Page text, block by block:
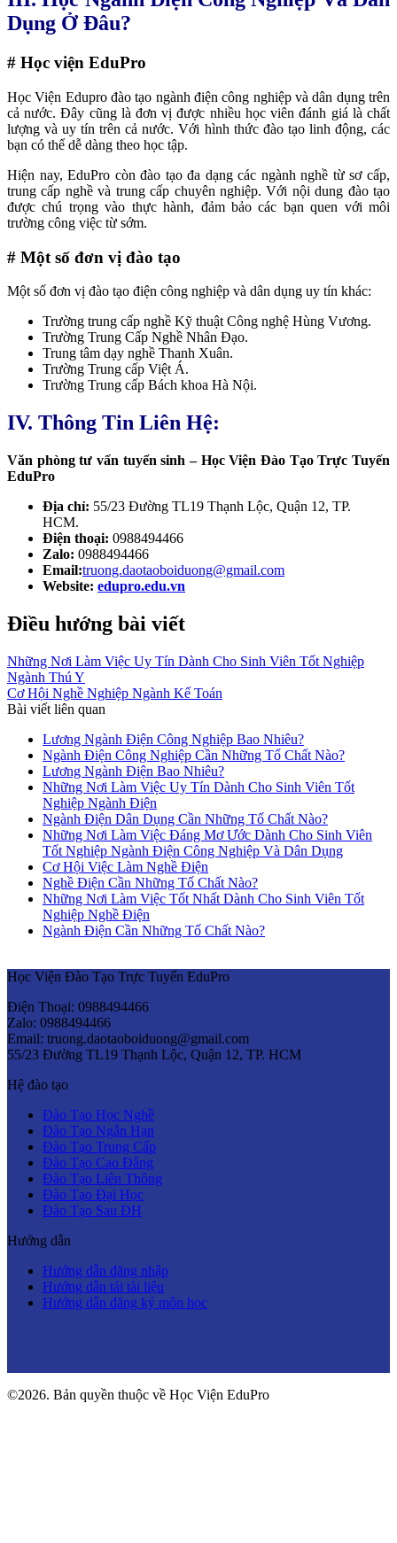
Dụng Ở Đâu?
# Học viện EduPro
Học Viện Edupro đào tạo ngành điện công nghiệp và dân dụng trên
cả nước. Đây cũng là đơn vị được nhiều học viên đánh giá là chất
lượng và uy tín trên cả nước. Với hình thức đào tạo linh động, các
bạn có thể dễ dàng theo học tập.
Hiện nay, EduPro còn đào tạo đa dạng các ngành nghề từ sơ cấp,
trung cấp nghề và trung cấp chuyên nghiệp. Với nội dung đào tạo
được chú trọng vào thực hành, đảm bảo các bạn quen với môi
trường công việc từ sớm.
# Một số đơn vị đào tạo
Một số đơn vị đào tạo điện công nghiệp và dân dụng uy tín khác:
Trường trung cấp nghề Kỹ thuật Công nghệ Hùng Vương.
Trường Trung Cấp Nghề Nhân Đạo.
Trung tâm dạy nghề Thanh Xuân.
Trường Trung cấp Việt Á.
Trường Trung cấp Bách khoa Hà Nội.
IV. Thông Tin Liên Hệ:
Văn phòng tư vấn tuyển sinh – Học Viện Đào Tạo Trực Tuyến
EduPro
Địa chỉ: 55/23 Đường TL19 Thạnh Lộc, Quận 12, TP.
HCM.
Điện thoại: 0988494466
Zalo: 0988494466
Email:truong.daotaoboiduong@gmail.com
Website: edupro.edu.vn
Điều hướng bài viết
Những Nơi Làm Việc Uy Tín Dành Cho Sinh Viên Tốt Nghiệp
Ngành Thú Y
Cơ Hội Nghề Nghiệp Ngành Kế Toán
Bài viết liên quan
Lương Ngành Điện Công Nghiệp Bao Nhiêu?
Ngành Điện Công Nghiệp Cần Những Tố Chất Nào?
Lương Ngành Điện Bao Nhiêu?
Những Nơi Làm Việc Uy Tín Dành Cho Sinh Viên Tốt
Nghiệp Ngành Điện
Ngành Điện Dân Dụng Cần Những Tố Chất Nào?
Những Nơi Làm Việc Đáng Mơ Ước Dành Cho Sinh Viên
Tốt Nghiệp Ngành Điện Công Nghiệp Và Dân Dụng
Cơ Hội Việc Làm Nghề Điện
Nghề Điện Cần Những Tố Chất Nào?
Những Nơi Làm Việc Tốt Nhất Dành Cho Sinh Viên Tốt
Nghiệp Nghề Điện
Ngành Điện Cần Những Tố Chất Nào?
Học Viện Đào Tạo Trực Tuyến EduPro
Điện Thoại: 0988494466
Zalo: 0988494466
Email: truong.daotaoboiduong@gmail.com
55/23 Đường TL19 Thạnh Lộc, Quận 12, TP. HCM
Hệ đào tạo
Đào Tạo Học Nghề
Đào Tạo Ngắn Hạn
Đào Tạo Trung Cấp
Đào Tạo Cao Đẳng
Đào Tạo Liên Thông
Đào Tạo Đại Học
Đào Tạo Sau ĐH
Hướng dẫn
Hướng dẫn đăng nhập
Hướng dẫn tải tài liệu
Hướng dẫn đăng ký môn học
©2026. Bản quyền thuộc về Học Viện EduPro